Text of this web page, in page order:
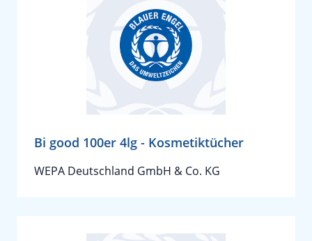
Bi good 100er 4lg - Kosmetiktücher
WEPA Deutschland GmbH & Co. KG